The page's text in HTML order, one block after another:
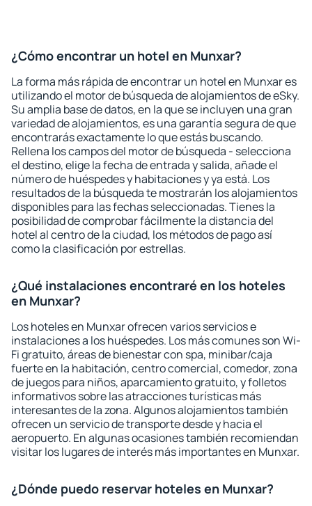
¿Cómo encontrar un hotel en Munxar?
La forma más rápida de encontrar un hotel en Munxar es
utilizando el motor de búsqueda de alojamientos de eSky.
Su amplia base de datos, en la que se incluyen una gran
variedad de alojamientos, es una garantía segura de que
encontrarás exactamente lo que estás buscando.
Rellena los campos del motor de búsqueda - selecciona
el destino, elige la fecha de entrada y salida, añade el
número de huéspedes y habitaciones y ya está. Los
resultados de la búsqueda te mostrarán los alojamientos
disponibles para las fechas seleccionadas. Tienes la
posibilidad de comprobar fácilmente la distancia del
hotel al centro de la ciudad, los métodos de pago así
como la clasificación por estrellas.
¿Qué instalaciones encontraré en los hoteles
en Munxar?
Los hoteles en Munxar ofrecen varios servicios e
instalaciones a los huéspedes. Los más comunes son Wi-
Fi gratuito, áreas de bienestar con spa, minibar/caja
fuerte en la habitación, centro comercial, comedor, zona
de juegos para niños, aparcamiento gratuito, y folletos
informativos sobre las atracciones turísticas más
interesantes de la zona. Algunos alojamientos también
ofrecen un servicio de transporte desde y hacia el
aeropuerto. En algunas ocasiones también recomiendan
visitar los lugares de interés más importantes en Munxar.
¿Dónde puedo reservar hoteles en Munxar?